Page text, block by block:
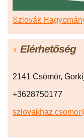
Szlovák
Elérhetőség
2141 Csömör,
+3628750177